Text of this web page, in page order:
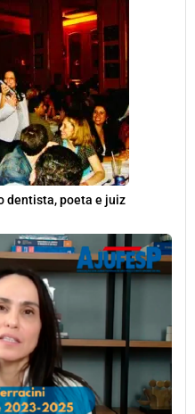
dentista, poeta e juiz